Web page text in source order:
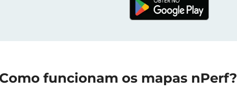
Como funcionam os mapas nPerf?